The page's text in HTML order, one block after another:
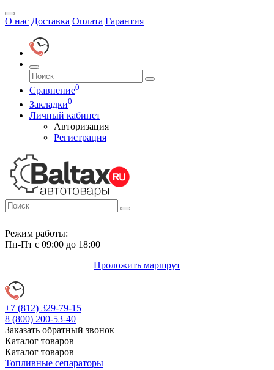
О нас Доставка Оплата Гарантия
Сравнение0
Закладки0
Личный кабинет
Авторизация
Регистрация
Режим работы:
Пн-Пт с 09:00 до 18:00
Проложить маршрут
+7 (812) 329-79-15
8 (800) 200-53-40
Заказать обратный звонок
Каталог товаров
Каталог товаров
Топливные сепараторы